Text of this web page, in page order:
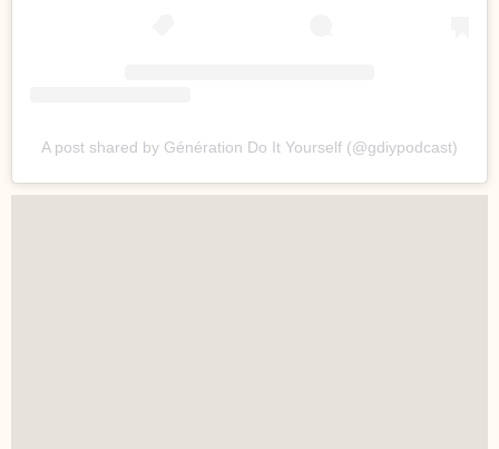
A post shared by Génération Do It Yourself (@gdiypodcast)